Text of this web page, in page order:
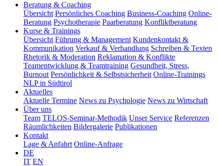
Beratung & Coaching
Übersicht Persönliches Coaching Business-Coaching Online-
Beratung Psychotherapie Paarberatung Konfliktberatung
Kurse & Trainings
Übersicht Führung & Management Kundenkontakt &
Kommunikation Verkauf & Verhandlung Schreiben & Texten
Rhetorik & Moderation Reklamation & Konflikte
Teamentwicklung & Teamtraining Gesundheit, Stress,
Burnout Persönlichkeit & Selbstsicherheit Online-Trainings
NLP in Südtirol
Aktuelles
Aktuelle Termine News zu Psychologie News zu Wirtschaft
Über uns
Team TELOS-Seminar-Methodik Unser Service Referenzen
Räumlichkeiten Bildergalerie Publikationen
Kontakt
Lage & Anfahrt Online-Anfrage
DE
IT EN